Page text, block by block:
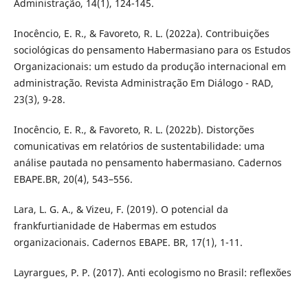
Administração, 14(1), 124-145.
Inocêncio, E. R., & Favoreto, R. L. (2022a). Contribuições
sociológicas do pensamento Habermasiano para os Estudos
Organizacionais: um estudo da produção internacional em
administração. Revista Administração Em Diálogo - RAD,
23(3), 9-28.
Inocêncio, E. R., & Favoreto, R. L. (2022b). Distorções
comunicativas em relatórios de sustentabilidade: uma
análise pautada no pensamento habermasiano. Cadernos
EBAPE.BR, 20(4), 543–556.
Lara, L. G. A., & Vizeu, F. (2019). O potencial da
frankfurtianidade de Habermas em estudos
organizacionais. Cadernos EBAPE. BR, 17(1), 1-11.
Layrargues, P. P. (2017). Anti ecologismo no Brasil: reflexões